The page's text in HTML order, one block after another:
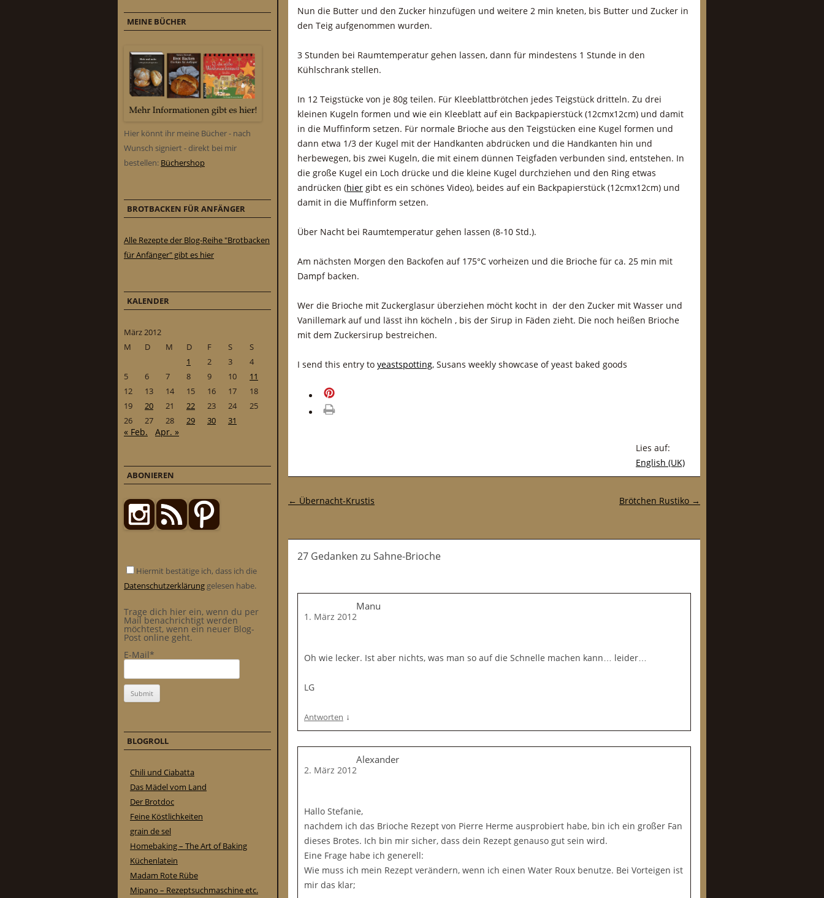
Nun die Butter und den Zucker hinzufügen und weitere 2 min kneten, bis Butter und Zucker in
den Teig aufgenommen wurden.
3 Stunden bei Raumtemperatur gehen lassen, dann für mindestens 1 Stunde in den
Kühlschrank stellen.
In 12 Teigstücke von je 80g teilen. Für Kleeblattbrötchen jedes Teigstück dritteln. Zu drei
kleinen Kugeln formen und wie ein Kleeblatt auf ein Backpapierstück (12cmx12cm) und damit
in die Muffinform setzen. Für normale Brioche aus den Teigstücken eine Kugel formen und
dann etwa 1/3 der Kugel mit der Handkanten abdrücken und die Handkanten hin und
herbewegen, bis zwei Kugeln, die mit einem dünnen Teigfaden verbunden sind, entstehen. In
die große Kugel ein Loch drücke und die kleine Kugel durchziehen und den Ring etwas
andrücken (hier gibt es ein schönes Video), beides auf ein Backpapierstück (12cmx12cm) und
damit in die Muffinform setzen.
Über Nacht bei Raumtemperatur gehen lassen (8-10 Std.).
Am nächsten Morgen den Backofen auf 175°C vorheizen und die Brioche für ca. 25 min mit
Dampf backen.
Wer die Brioche mit Zuckerglasur überziehen möcht kocht in der den Zucker mit Wasser und
Vanillemark auf und lässt ihn köcheln , bis der Sirup in Fäden zieht. Die noch heißen Brioche
mit dem Zuckersirup bestreichen.
I send this entry to yeastspotting, Susans weekly showcase of yeast baked goods
Lies auf:
English (UK)
Post-Navigation
← Übernacht-Krustis Brötchen Rustiko →
27 Gedanken zu Sahne-Brioche
Manu
1. März 2012
Oh wie lecker. Ist aber nichts, was man so auf die Schnelle machen kann… leider…
LG
Antworten ↓
Alexander
2. März 2012
Hallo Stefanie,
nachdem ich das Brioche Rezept von Pierre Herme ausprobiert habe, bin ich ein großer Fan
dieses Brotes. Ich bin mir sicher, dass dein Rezept genauso gut sein wird.
Eine Frage habe ich generell:
Wie muss ich mein Rezept verändern, wenn ich einen Water Roux benutze. Bei Vorteigen ist
mir das klar;
MEINE BÜCHER
Hier könnt ihr meine Bücher - nach
Wunsch signiert - direkt bei mir
bestellen: Büchershop
BROTBACKEN FÜR ANFÄNGER
Alle Rezepte der Blog-Reihe "Brotbacken
für Anfänger" gibt es hier
KALENDER
März 2012
M
D M D F S
S
1
2 3
4
5
6 7 8 9 10
11
12
13 14 15 16 17
18
19
20 21 22 23 24
25
26
27 28 29 30 31
« Feb. Apr. »
ABONIEREN
Hiermit bestätige ich, dass ich die
Datenschutzerklärung gelesen habe.
Trage dich hier ein, wenn du per
Mail benachrichtigt werden
möchtest, wenn ein neuer Blog-
Post online geht.
E-Mail*
BLOGROLL
Chili und Ciabatta
Das Mädel vom Land
Der Brotdoc
Feine Köstlichkeiten
grain de sel
Homebaking – The Art of Baking
Küchenlatein
Madam Rote Rübe
Mipano – Rezeptsuchmaschine etc.